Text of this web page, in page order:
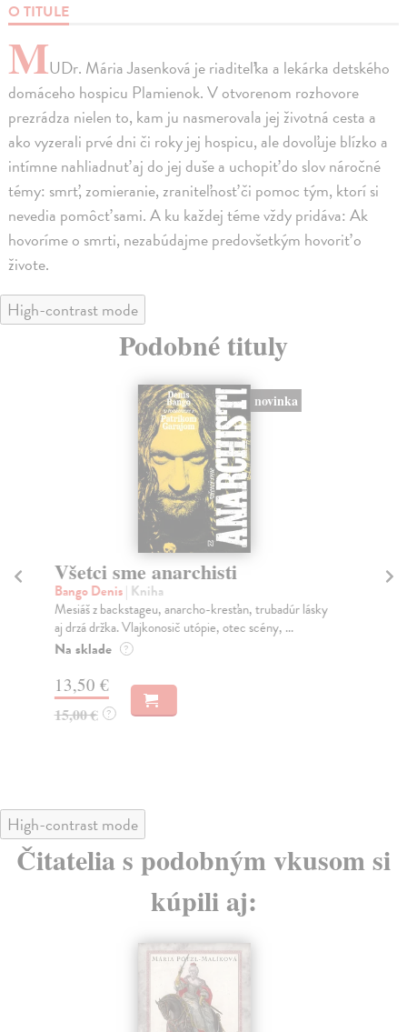
O TITULE
MUDr. Mária Jasenková je riaditeľka a lekárka detského
domáceho hospicu Plamienok. V otvorenom rozhovore
prezrádza nielen to, kam ju nasmerovala jej životná cesta a
ako vyzerali prvé dni či roky jej hospicu, ale dovoľuje blízko a
intímne nahliadnuť aj do jej duše a uchopiť do slov náročné
témy: smrť, zomieranie, zraniteľnosť či pomoc tým, ktorí si
nevedia pomôcť sami. A ku každej téme vždy pridáva: Ak
hovoríme o smrti, nezabúdajme predovšetkým hovoriť o
živote.
High-contrast mode
Podobné tituly
novinka
Všetci sme anarchisti
Bango Denis| Kniha
Mesiáš z backstageu, anarcho-kresťan, trubadúr lásky
aj drzá držka. Vlajkonosič utópie, otec scény, ...
Na sklade ?
13,50 €
15,00 € ?
High-contrast mode
Čitatelia s podobným vkusom si
kúpili aj: